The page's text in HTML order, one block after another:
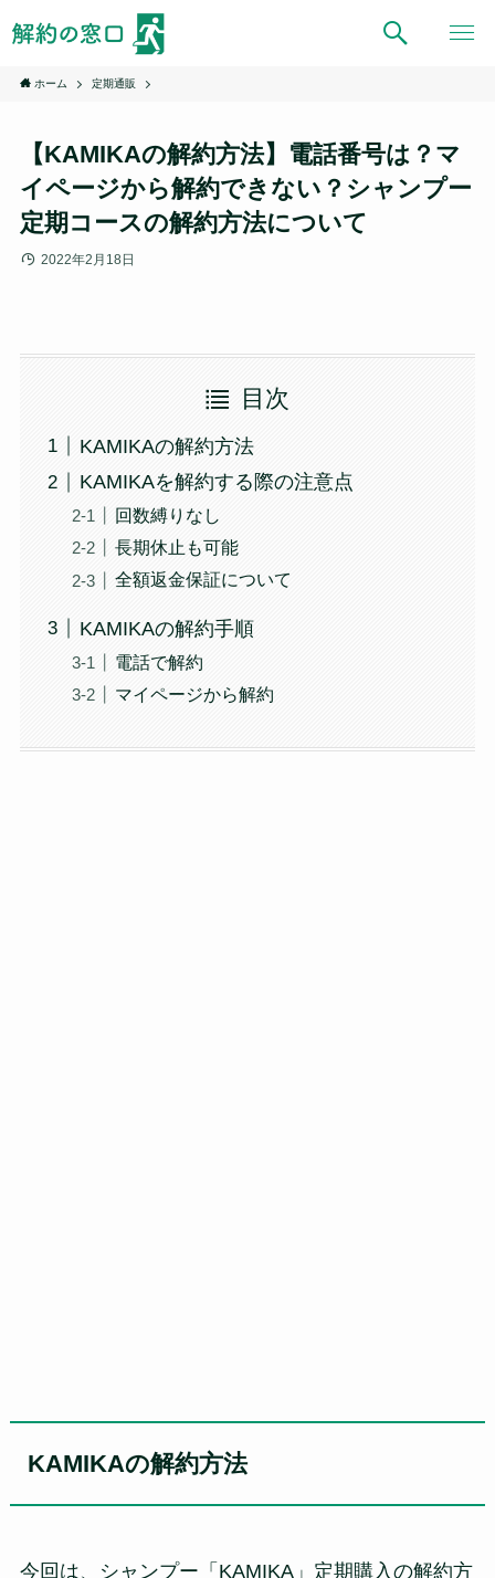
ホーム 定期通販
【KAMIKAの解約方法】電話番号は？マ
イページから解約できない？シャンプー
定期コースの解約方法について
2022年2月18日
目次
KAMIKAの解約方法
KAMIKAを解約する際の注意点
回数縛りなし
長期休止も可能
全額返金保証について
KAMIKAの解約手順
電話で解約
マイページから解約
KAMIKAの解約方法
今回は、シャンプー「KAMIKA」定期購入の解約方